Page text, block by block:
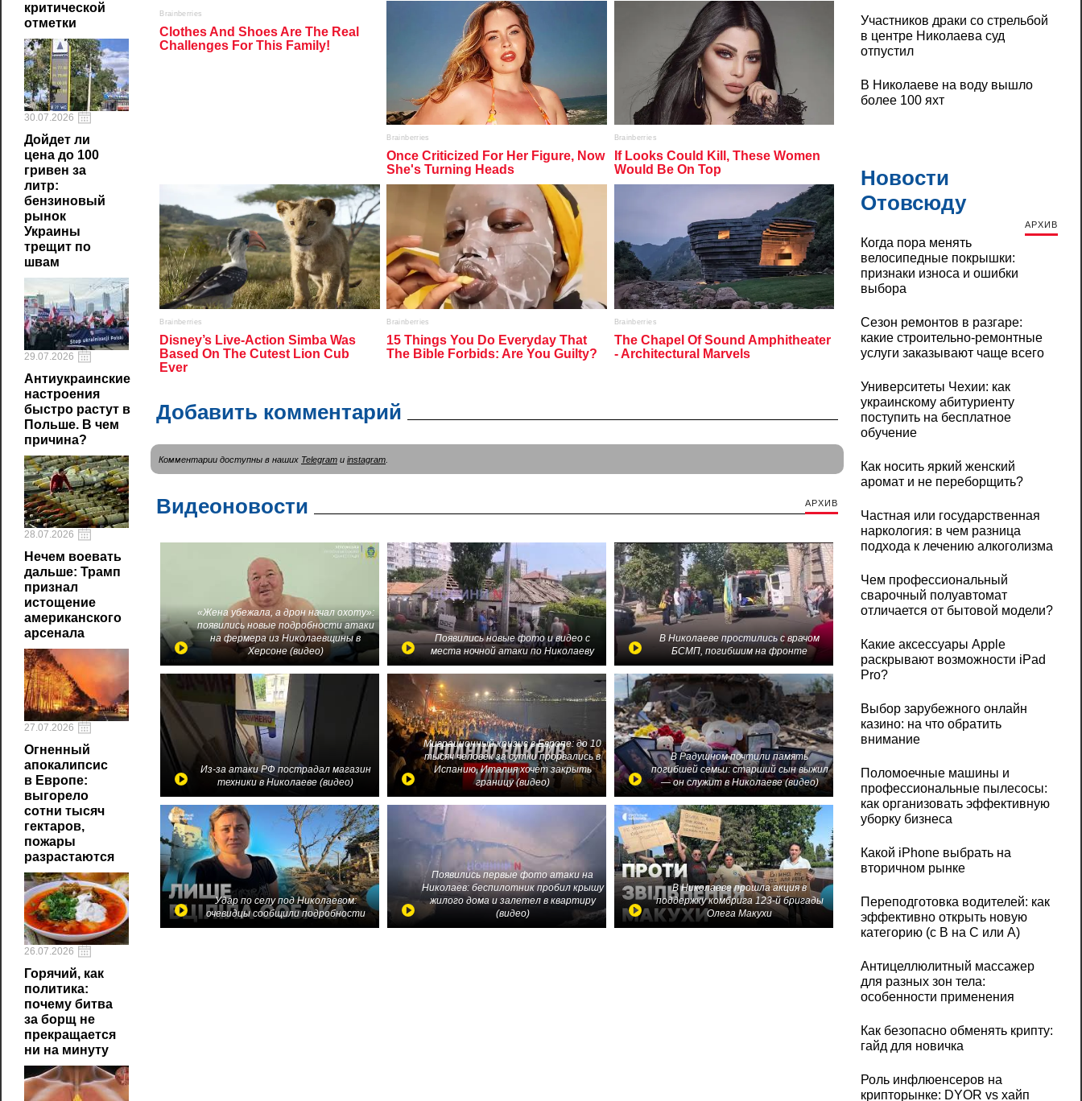
критической
отметки
30.07.2026
Дойдет ли
цена до 100
гривен за
литр:
бензиновый
рынок
Украины
трещит по
швам
29.07.2026
Антиукраинские
настроения
быстро растут в
Польше. В чем
причина?
28.07.2026
Нечем воевать
дальше: Трамп
признал
истощение
американского
арсенала
27.07.2026
Огненный
апокалипсис
в Европе:
выгорело
сотни тысяч
гектаров,
пожары
разрастаются
26.07.2026
Горячий, как
политика:
почему битва
за борщ не
прекращается
ни на минуту
Добавить комментарий
Комментарии доступны в наших Telegram и instagram
Видеоновости АРХИВ
«Жена убежала, а дрон начал охоту»:
появились новые подробности атаки
на фермера из Николаевщины в
Херсоне (видео)
Появились новые фото и видео с
места ночной атаки по Николаеву
В Николаеве простились с врачом
БСМП, погибшим на фронте
Из-за атаки РФ пострадал магазин
техники в Николаеве (видео)
Миграционный кризис в Европе: до 10
тысяч человек за сутки прорвались в
Испанию, Италия хочет закрыть
границу (видео)
В Радушном почтили память
погибшей семьи: старший сын выжил
— он служит в Николаеве (видео)
Удар по селу под Николаевом:
очевидцы сообщили подробности
Появились первые фото атаки на
Николаев: беспилотник пробил крышу
жилого дома и залетел в квартиру
(видео)
В Николаеве прошла акция в
поддержку комбрига 123-й бригады
Олега Макухи
Участников драки со стрельбой
в центре Николаева суд
отпустил
В Николаеве на воду вышло
более 100 яхт
Новости
Отовсюду
АРХИВ
Когда пора менять
велосипедные покрышки:
признаки износа и ошибки
выбора
Сезон ремонтов в разгаре:
какие строительно-ремонтные
услуги заказывают чаще всего
Университеты Чехии: как
украинскому абитуриенту
поступить на бесплатное
обучение
Как носить яркий женский
аромат и не переборщить?
Частная или государственная
наркология: в чем разница
подхода к лечению алкоголизма
Чем профессиональный
сварочный полуавтомат
отличается от бытовой модели?
Какие аксессуары Apple
раскрывают возможности iPad
Pro?
Выбор зарубежного онлайн
казино: на что обратить
внимание
Поломоечные машины и
профессиональные пылесосы:
как организовать эффективную
уборку бизнеса
Какой iPhone выбрать на
вторичном рынке
Переподготовка водителей: как
эффективно открыть новую
категорию (с B на C или А)
Антицеллюлитный массажер
для разных зон тела:
особенности применения
Как безопасно обменять крипту:
гайд для новичка
Роль инфлюенсеров на
крипторынке: DYOR vs хайп